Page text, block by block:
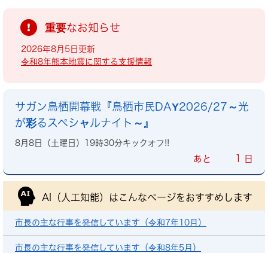
重要なお知らせ
2026年8月5日更新
令和8年熊本地震に関する支援情報
サガン鳥栖開幕戦『鳥栖市民DAY2026/27～光
が彩るスペシャルナイト～』
8月8日（土曜日）19時30分キックオフ!!
あと 1 日
AI（人工知能）は こんなページをおすすめします
市長の主な行事を発信しています（令和7年10月）
市長の主な行事を発信しています（令和8年5月）